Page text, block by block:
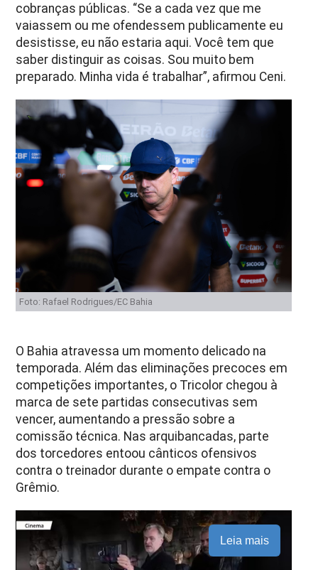
cobranças públicas. “Se a cada vez que me
vaiassem ou me ofendessem publicamente eu
desistisse, eu não estaria aqui. Você tem que
saber distinguir as coisas. Sou muito bem
preparado. Minha vida é trabalhar”, afirmou Ceni.
Foto: Rafael Rodrigues/EC Bahia
O Bahia atravessa um momento delicado na
temporada. Além das eliminações precoces em
competições importantes, o Tricolor chegou à
marca de sete partidas consecutivas sem
vencer, aumentando a pressão sobre a
comissão técnica. Nas arquibancadas, parte
dos torcedores entoou cânticos ofensivos
contra o treinador durante o empate contra o
Grêmio.
Leia mais